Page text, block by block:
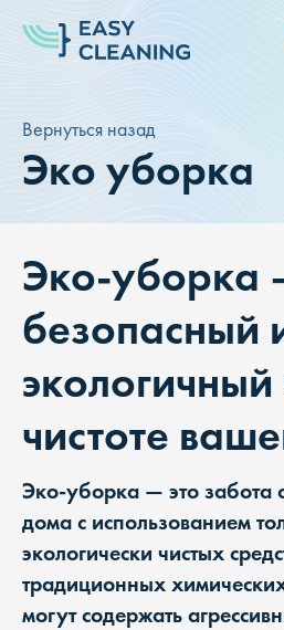
Вернуться назад
Эко уборка
Эко-уборка
безопасный
чистоте
Эко-уборка — это забота
дома с использованием
экологически чистых
традиционных
могут содержать